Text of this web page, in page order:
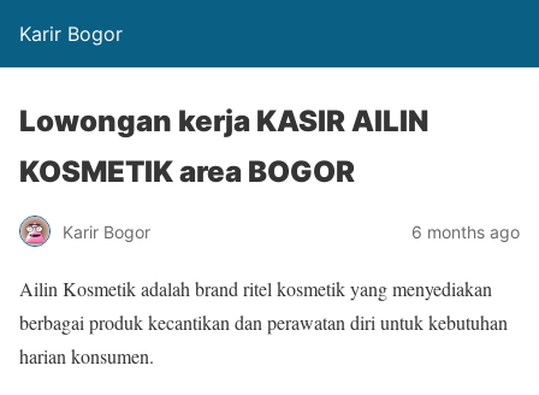
Karir Bogor
Lowongan kerja KASIR AILIN
KOSMETIK area BOGOR
Karir Bogor 6 months ago
Ailin Kosmetik adalah brand ritel kosmetik yang menyediakan
berbagai produk kecantikan dan perawatan diri untuk kebutuhan
harian konsumen.